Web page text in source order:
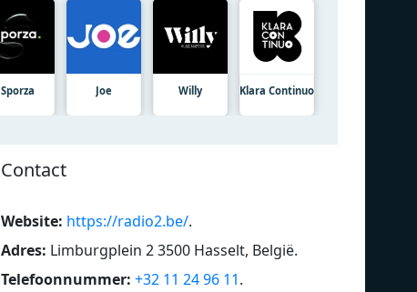
Sporza Joe Willy Klara Continuo
Contact
Website: https://radio2.be/.
Adres: Limburgplein 2 3500 Hasselt, België.
Telefoonnummer: +32 11 24 96 11.